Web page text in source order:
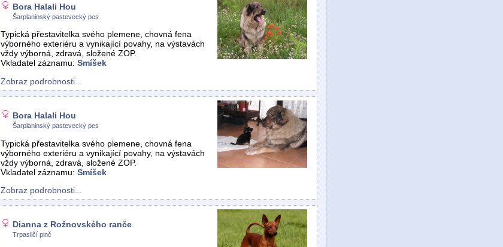
Bora Halali Hou
Šarplaninský pastevecký pes
Typická přestavitelka svého plemene, chovná fena
výborného exteriéru a vynikající povahy, na výstavách
vždy výborná, zdravá, složené ZOP.
Vkladatel záznamu: Smíšek
Zobraz podrobnosti...
Bora Halali Hou
Šarplaninský pastevecký pes
Typická přestavitelka svého plemene, chovná fena
výborného exteriéru a vynikající povahy, na výstavách
vždy výborná, zdravá, složené ZOP.
Vkladatel záznamu: Smíšek
Zobraz podrobnosti...
Dianna z Rožnovského ranče
Trpasličí pinč